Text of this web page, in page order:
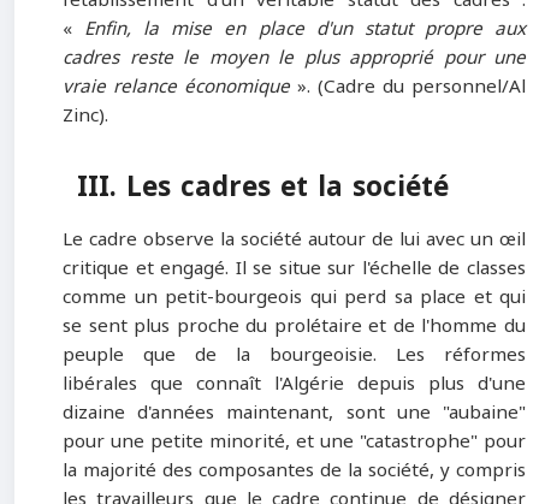
« Enfin, la mise en place d'un statut propre aux
cadres reste le moyen le plus approprié pour une
vraie relance économique ». (Cadre du personnel/Al
Zinc).
III. Les cadres et la société
Le cadre observe la société autour de lui avec un œil
critique et engagé. Il se situe sur l'échelle de classes
comme un petit-bourgeois qui perd sa place et qui
se sent plus proche du prolétaire et de l'homme du
peuple que de la bourgeoisie. Les réformes
libérales que connaît l'Algérie depuis plus d'une
dizaine d'années maintenant, sont une "aubaine"
pour une petite minorité, et une "catastrophe" pour
la majorité des composantes de la société, y compris